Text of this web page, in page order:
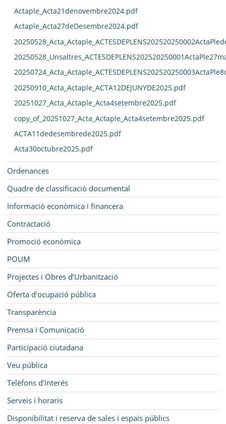
Actaple_Acta21denovembre2024.pdf
Actaple_Acta27deDesembre2024.pdf
20250910_Acta_Actaple_ACTA12DEJUNYDE2025.pdf
20251027_Acta_Actaple_Acta4setembre2025.pdf
copy_of_20251027_Acta_Actaple_Acta4setembre2025.pdf
ACTA11dedesembrede2025.pdf
Acta30octubre2025.pdf
Ordenances
Quadre de classificació documental
Informació econòmica i financera
Contractació
Promoció econòmica
POUM
Projectes i Obres d’Urbanització
Oferta d'ocupació pública
Transparència
Premsa i Comunicació
Participació ciutadana
Veu pública
Telèfons d'interés
Serveis i horaris
Disponibilitat i reserva de sales i espais públics